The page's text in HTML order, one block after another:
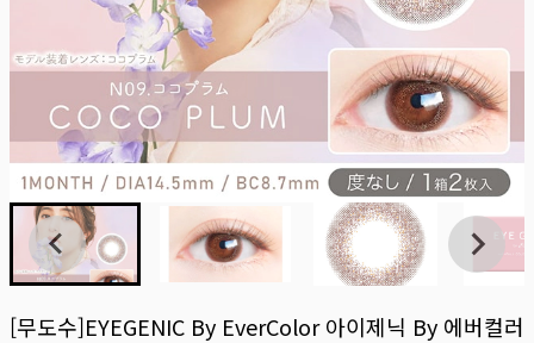
[무도수]EYEGENIC By EverColor 아이제닉 By 에버컬러